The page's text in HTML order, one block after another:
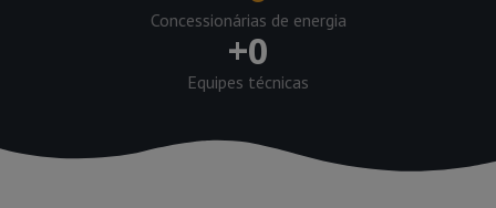
Concessionárias de energia
+0
Equipes técnicas